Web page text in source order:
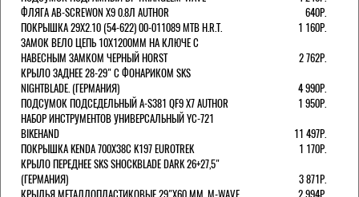
ФЛЯГА AB-SCREWON X9 0.8Л AUTHOR
640Р.
ПОКРЫШКА 29X2.10 (54-622) 00-011089 MTB H.R.T.
1 160Р.
ЗАМОК ВЕЛО ЦЕПЬ 10Х1200ММ НА КЛЮЧЕ С
НАВЕСНЫМ ЗАМКОМ ЧЕРНЫЙ HORST
2 762Р.
КРЫЛО ЗАДНЕЕ 28-29" С ФОНАРИКОМ SKS
NIGHTBLADE. (ГЕРМАНИЯ)
4 990Р.
ПОДСУМОК ПОДСЕДЕЛЬНЫЙ A-S381 QF9 X7 AUTHOR
1 950Р.
НАБОР ИНСТРУМЕНТОВ УНИВЕРСАЛЬНЫЙ YC-721
BIKEHAND
11 497Р.
ПОКРЫШКА KENDA 700Х38С K197 EUROTREK
1 170Р.
КРЫЛО ПЕРЕДНЕЕ SKS SHOCKBLADE DARK 26+27,5"
(ГЕРМАНИЯ)
3 871Р.
КРЫЛЬЯ МЕТАЛЛОПЛАСТИКОВЫЕ 29"Х60 ММ. M-WAVE
2 994Р.